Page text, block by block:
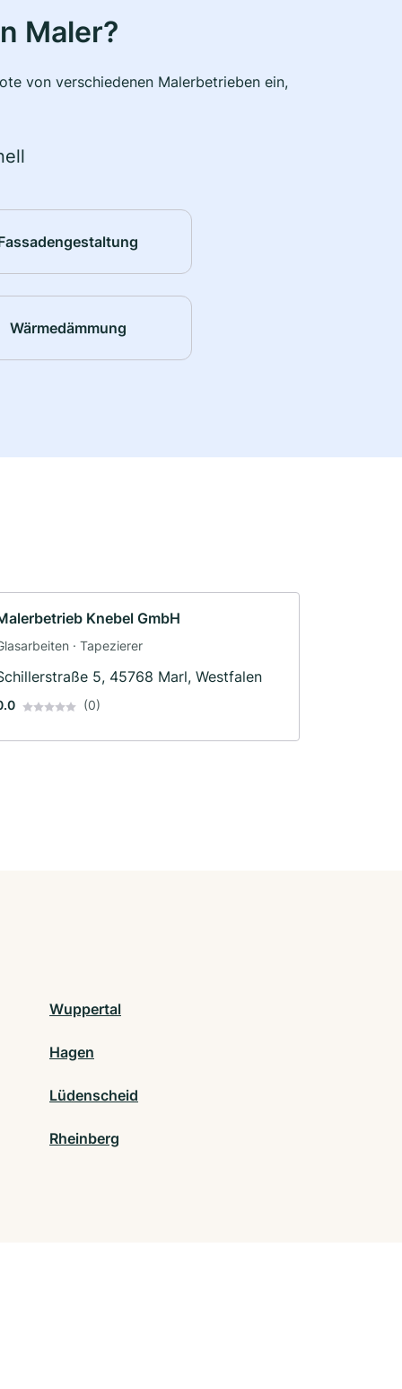
Maler?
von verschiedenen Malerbetrieben ein,
Wärmedämmung
Knebel GmbH
· Tapezierer
5, 45768 Marl, Westfalen
(0)
Wuppertal
Hagen
Lüdenscheid
Rheinberg